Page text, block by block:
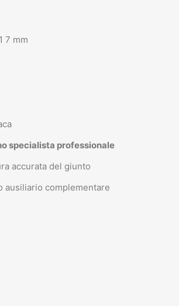
7 mm
specialista professionale
accurata del giunto
ausiliario complementare